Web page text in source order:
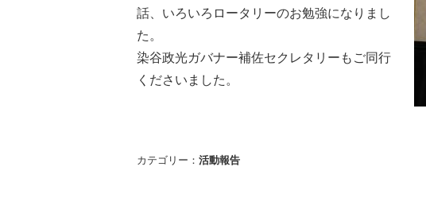
話、いろいろロータリーのお勉強になりまし
た。
染谷政光ガバナー補佐セクレタリーもご同行
くださいました。
カテゴリー： 活動報告